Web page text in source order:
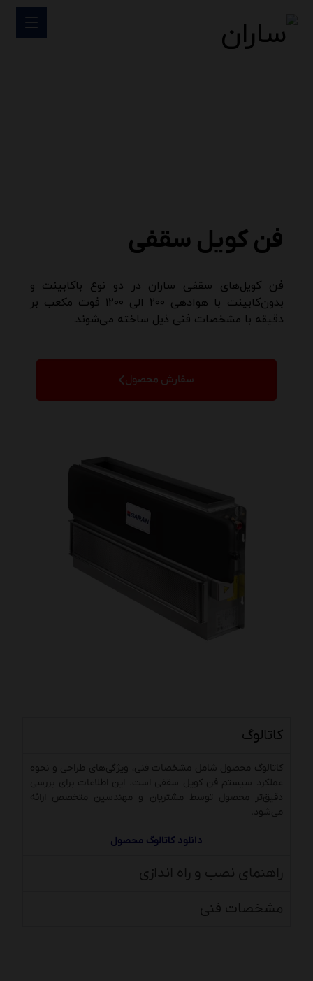
فن کویل سقفی
فن کویل‌های سقفی ساران در دو نوع با‌کابینت و
بدون‌کابینت با هوادهی ۲۰۰ الی ۱۲۰۰ فوت مکعب بر
دقیقه با مشخصات فنی ذیل ساخته می‌شوند.
سفارش محصول
کاتالوگ
کاتالوگ محصول شامل مشخصات فنی، ویژگی‌های طراحی و نحوه
عملکرد سیستم فن کویل سقفی است. این اطلاعات برای بررسی
دقیق‌تر محصول توسط مشتریان و مهندسین متخصص ارائه
می‌شود.
دانلود کاتالوگ محصول
راهنمای نصب و راه اندازی
مشخصات فنی